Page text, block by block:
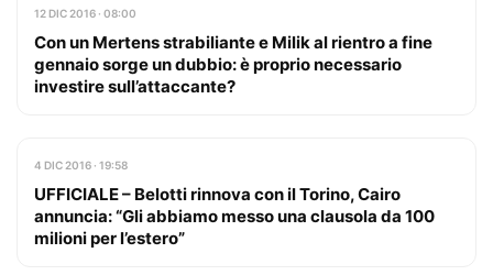
12 DIC 2016 · 08:00
Con un Mertens strabiliante e Milik al rientro a fine
gennaio sorge un dubbio: è proprio necessario
investire sull’attaccante?
4 DIC 2016 · 19:58
UFFICIALE – Belotti rinnova con il Torino, Cairo
annuncia: “Gli abbiamo messo una clausola da 100
milioni per l’estero”